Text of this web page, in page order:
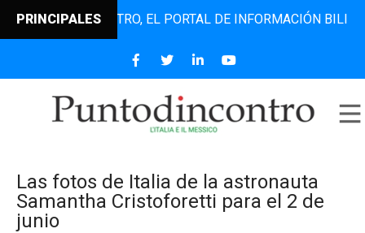
PRINCIPALES EL PORTAL DE INFORMACIÓN BILINGÜE
Las fotos de Italia de la astronauta
Samantha Cristoforetti para el 2 de
junio